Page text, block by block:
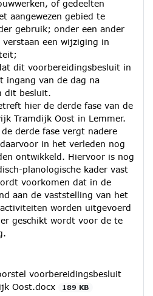
of gedeelten
aangewezen gebied te
gebruik; onder een ander
een wijziging in
dit voorbereidingsbesluit in
ingang van de dag na
dit besluit.
hier de derde fase van de
Tramdijk Oost in Lemmer.
derde fase vergt nadere
in het verleden nog
ontwikkeld. Hiervoor is nog
planologische kader vast
voorkomen dat in de
aan de vaststelling van het
worden uitgevoerd
geschikt wordt voor de te
voorbereidingsbesluit
Oost.docx
189 KB